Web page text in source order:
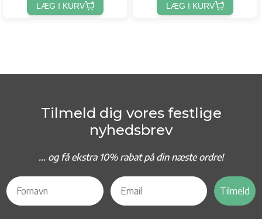
LÆG I KURV LÆG I KURV
Tilmeld dig vores festlige
nyhedsbrev
... og få ekstra 10% rabat på din næste ordre!
Tilmeld